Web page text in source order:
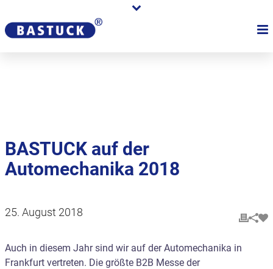
Händler
BASTUCK auf der
Automechanika 2018
25. August 2018
Auch in diesem Jahr sind wir auf der Automechanika in
Frankfurt vertreten. Die größte B2B Messe der